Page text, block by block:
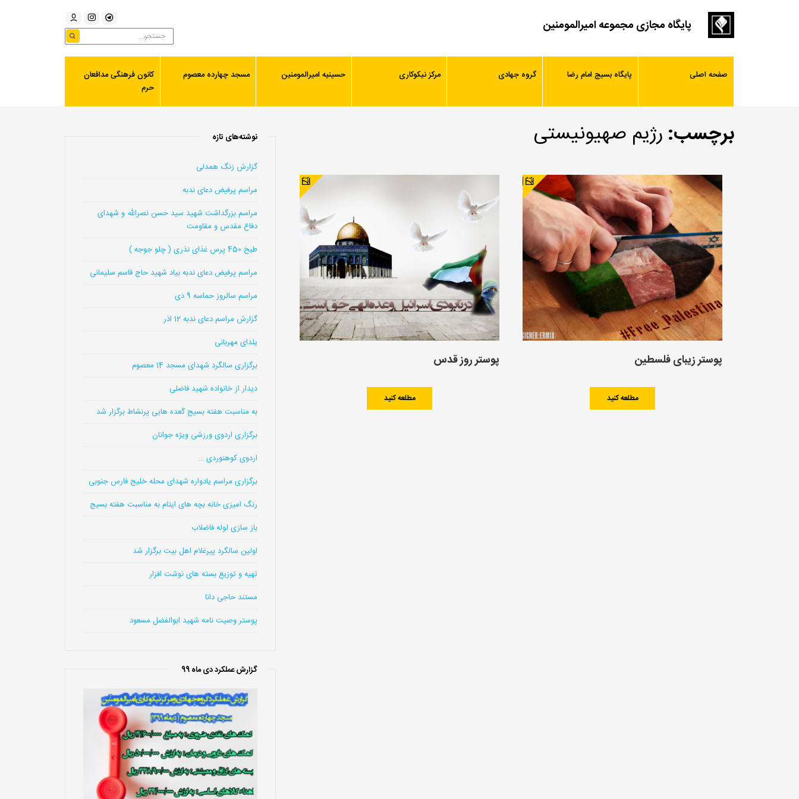
پایگاه مجازی مجموعه امیرالمومنین
صفحه اصلی پایگاه بسیج امام رضا گروه جهادی مرکز نیکوکاری حسینیه امیرالمومنین مسجد چهارده معصوم
کانون فرهنگی مدافعان
حرم
برچسب: رژیم صهیونیستی
پوستر زیبای فلسطین
مطلعه کنید
پوستر روز قدس
مطلعه کنید
نوشته‌های تازه
گزارش زنگ همدلی
مراسم پرفیض دعای ندبه
مراسم بزرگداشت شهید سید حسن نصرالله و شهدای
دفاع مقدس و مقاومت
طبخ 450 پرس غذای نذری ( چلو جوجه )
مراسم پرفیض دعای ندبه بیاد شهید حاج قاسم سلیمانی
مراسم سالروز حماسه 9 دی
گزارش مراسم دعای ندبه 12 اذر
یلدای مهربانی
برگزاری سالگرد شهدای مسجد 14 معصوم
دیدار از خانواده شهید فاضلی
به مناسبت هفته بسیج گعده هایی پرنشاط برگزار شد
برگزاری اردوی ورزشی ویژه جوانان
اردوی کوهنوردی …
برگزاری مراسم یادواره شهدای محله خلیج فارس جنوبی
رنگ امیزی خانه بچه های ایتام به مناسبت هفته بسیج
باز سازی لوله فاضلاب
اولین سالگرد پیرغلام اهل بیت برگزار شد
تهیه و توزیع بسته های نوشت افزار
مستند حاجی دانا
پوستر وصیت نامه شهید ابوالفضل مسعود
گزارش عملکرد دی ماه 99